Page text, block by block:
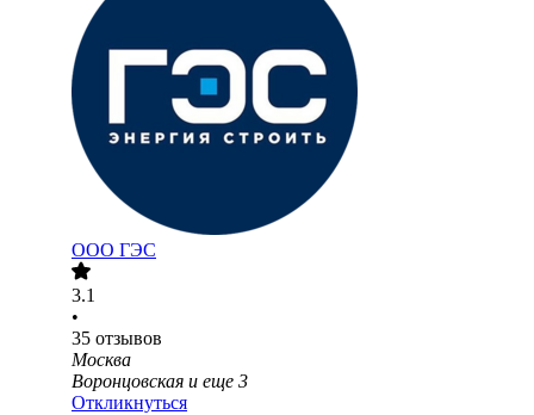
ООО ГЭС
3.1
•
35 отзывов
Москва
Воронцовская и еще 3
Откликнуться